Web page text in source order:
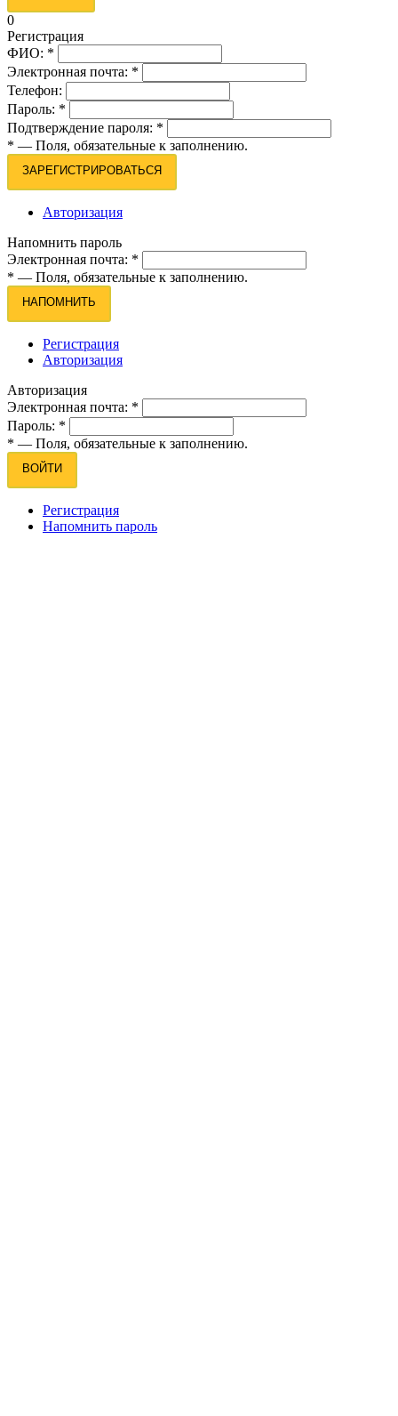
0
Регистрация
ФИО: *
Электронная почта: *
Телефон:
Пароль: *
Подтверждение пароля: *
* — Поля, обязательные к заполнению.
ЗАРЕГИСТРИРОВАТЬСЯ
Авторизация
Напомнить пароль
Электронная почта: *
* — Поля, обязательные к заполнению.
НАПОМНИТЬ
Регистрация
Авторизация
Авторизация
Электронная почта: *
Пароль: *
* — Поля, обязательные к заполнению.
ВОЙТИ
Регистрация
Напомнить пароль